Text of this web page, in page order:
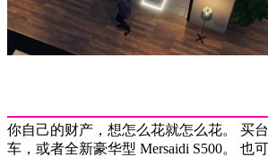
你自己的财产，想怎么花就怎么花。 买
车，或者全新豪华型 Mersaidi S500。 也